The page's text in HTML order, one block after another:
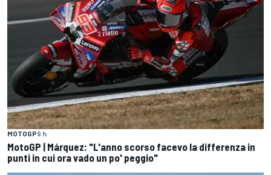
MOTOGP9 h
MotoGP | Márquez: "L'anno scorso facevo la differenza in
punti in cui ora vado un po' peggio"